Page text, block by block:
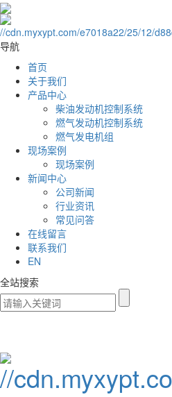
导航
首页
关于我们
产品中心
柴油发动机控制系统
燃气发动机控制系统
燃气发电机组
现场案例
现场案例
新闻中心
公司新闻
行业资讯
常见问答
在线留言
联系我们
EN
全站搜索